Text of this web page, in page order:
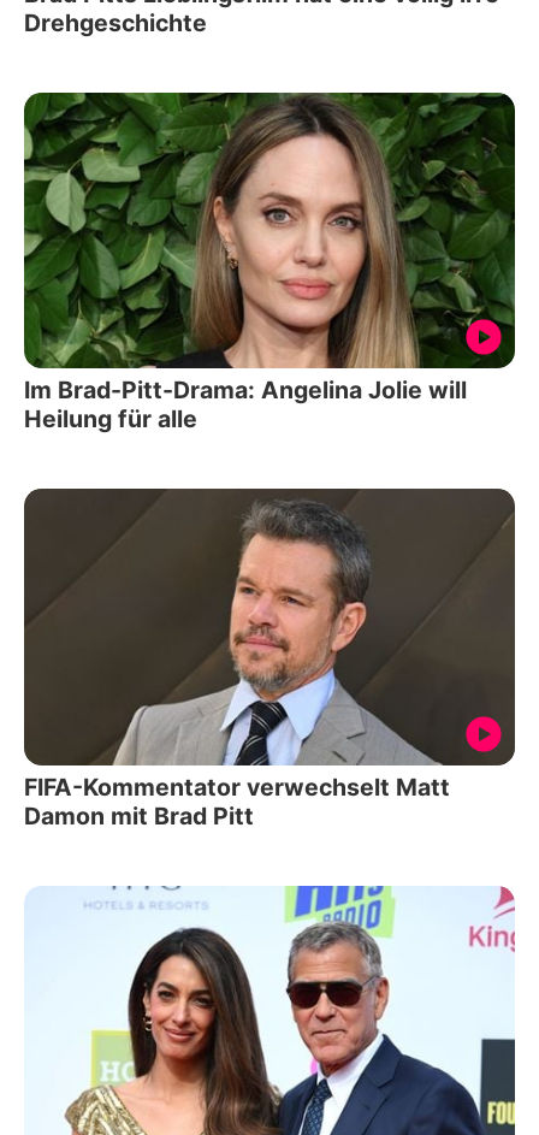
Drehgeschichte
Im Brad-Pitt-Drama: Angelina Jolie will
Heilung für alle
FIFA-Kommentator verwechselt Matt
Damon mit Brad Pitt